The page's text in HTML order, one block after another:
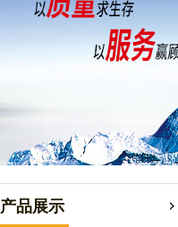
产品展示